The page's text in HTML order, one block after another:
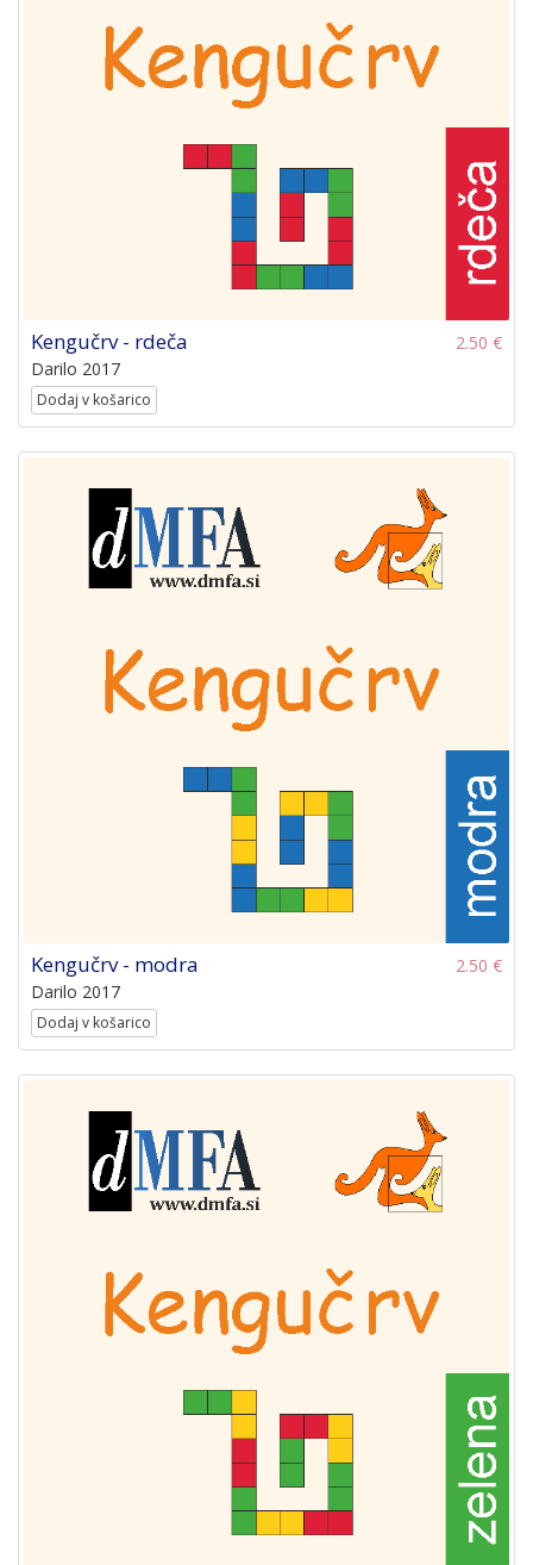
Kengučrv - rdeča
2.50 €
Darilo 2017
Dodaj v košarico
Kengučrv - modra
2.50 €
Darilo 2017
Dodaj v košarico